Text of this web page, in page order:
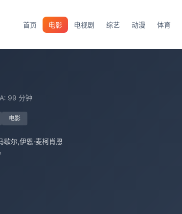
首页 电影 电视剧 综艺 动漫 体育
99 分钟
电影
歇尔,伊恩·麦柯肖恩